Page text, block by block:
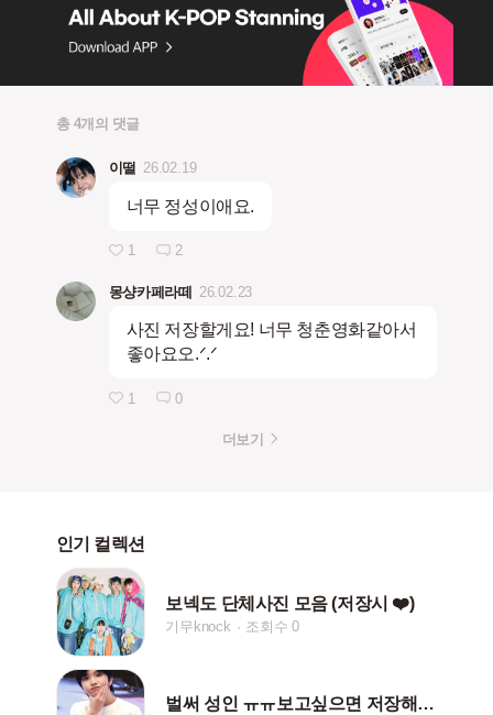
총 4개의 댓글
이떨 26.02.19
너무 정성이애요.
1 2
몽샹카페라떼 26.02.23
사진 저장할게요! 너무 청춘영화같아서
좋아요오.ᐟ.ᐟ
1 0
더보기
인기 컬렉션
보넥도 단체사진 모음 (저장시 ❤️)
기무knock 조회수 0
벌써 성인 ㅠㅠ보고싶으면 저장해요 댓글로 부탁해요